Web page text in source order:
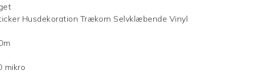
Husdekoration Trækorn Selvklæbende Vinyl
mikro